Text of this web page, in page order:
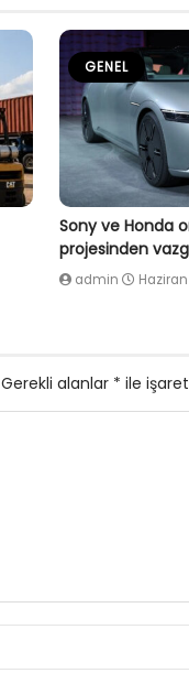
GENEL
Sony ve Honda
projesinden
admin
Gerekli alanlar * ile